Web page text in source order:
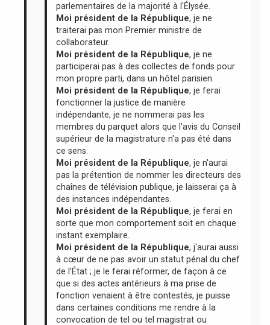
parlementaires de la majorité à l'Élysée.
Moi président de la République, je ne
traiterai pas mon Premier ministre de
collaborateur.
Moi président de la République, je ne
participerai pas à des collectes de fonds pour
mon propre parti, dans un hôtel parisien.
Moi président de la République, je ferai
fonctionner la justice de manière
indépendante, je ne nommerai pas les
membres du parquet alors que l'avis du Conseil
supérieur de la magistrature n'a pas été dans
ce sens.
Moi président de la République, je n'aurai
pas la prétention de nommer les directeurs des
chaînes de télévision publique, je laisserai ça à
des instances indépendantes.
Moi président de la République, je ferai en
sorte que mon comportement soit en chaque
instant exemplaire.
Moi président de la République, j'aurai aussi
à cœur de ne pas avoir un statut pénal du chef
de l’État ; je le ferai réformer, de façon à ce
que si des actes antérieurs à ma prise de
fonction venaient à être contestés, je puisse
dans certaines conditions me rendre à la
convocation de tel ou tel magistrat ou